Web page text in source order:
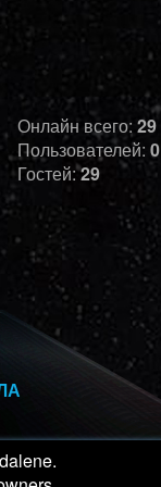
Онлайн всего: 29
Пользователей: 0
Гостей:29